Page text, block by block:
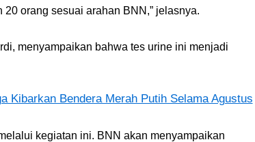
orang sesuai arahan BNN,” jelasnya.
menyampaikan bahwa tes urine ini menjadi
Kibarkan Bendera Merah Putih Selama Agustus
kegiatan ini. BNN akan menyampaikan